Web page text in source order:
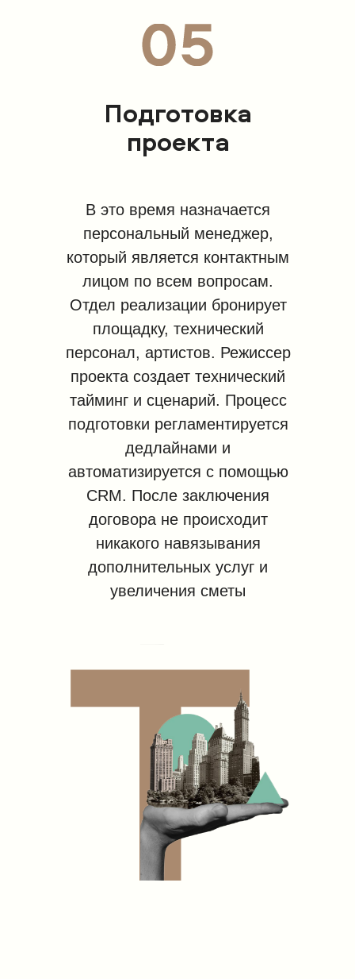
Т
Подготовка
проекта
В это время назначается
персональный менеджер,
который является контактным
лицом по всем вопросам.
Отдел реализации бронирует
площадку, технический
персонал, артистов. Режиссер
проекта создает технический
тайминг и сценарий. Процесс
подготовки регламентируется
дедлайнами и
автоматизируется с помощью
CRM. После заключения
договора не происходит
никакого навязывания
дополнительных услуг и
увеличения сметы